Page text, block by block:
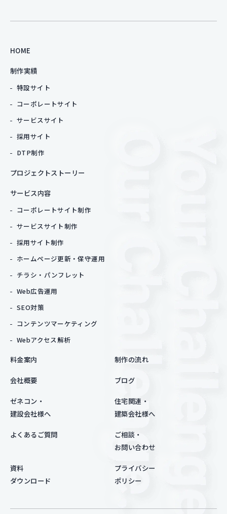
HOME
制作実績
特設サイト
コーポレートサイト
サービスサイト
採用サイト
DTP制作
プロジェクトストーリー
サービス内容
コーポレートサイト制作
サービスサイト制作
採用サイト制作
ホームページ更新・保守運用
チラシ・パンフレット
Web広告運用
SEO対策
コンテンツマーケティング
Webアクセス解析
料金案内 制作の流れ
会社概要 ブログ
ゼネコン・
建設会社様へ
住宅関連・
建築会社様へ
よくあるご質問
ご相談・
お問い合わせ
資料
ダウンロード
プライバシー
ポリシー